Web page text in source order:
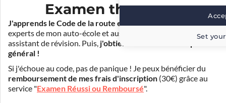
Examen théorique
J'apprends le Code de la route en ligne
experts de mon auto-école et aussi par Mister Codes, mon
assistant de révision. Puis, j'obtiens l'examen théorique
général !
Si j'échoue au code, pas de panique ! Je peux bénéficier du
remboursement de mes frais d'inscription (30€) grâce au
service "Examen Réussi ou Remboursé".
Set